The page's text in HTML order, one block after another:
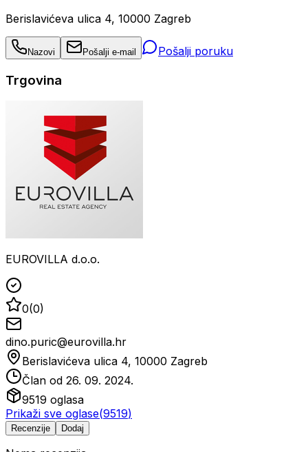
Berislavićeva ulica 4, 10000 Zagreb
Nazovi Pošalji e-mail Pošalji poruku
Trgovina
EUROVILLA d.o.o.
0(0)
dino.puric@eurovilla.hr
Berislavićeva ulica 4, 10000 Zagreb
Član od 26. 09. 2024.
9519 oglasa
Prikaži sve oglase(9519)
Recenzije Dodaj